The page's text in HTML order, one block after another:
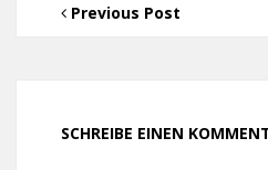
Previous Post
SCHREIBE EINEN